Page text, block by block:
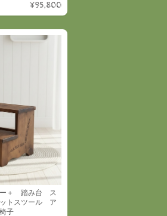
¥95,800
ー＋ 踏み台 ス
トスツール ア
子